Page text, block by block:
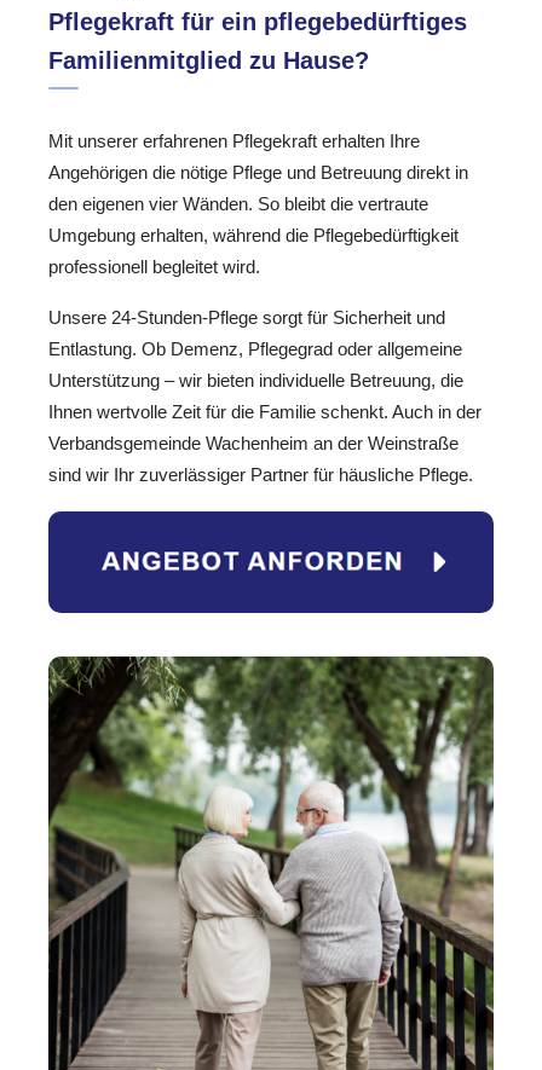
Pflegekraft für ein pflegebedürftiges
Familienmitglied zu Hause?
Mit unserer erfahrenen Pflegekraft erhalten Ihre
Angehörigen die nötige Pflege und Betreuung direkt in
den eigenen vier Wänden. So bleibt die vertraute
Umgebung erhalten, während die Pflegebedürftigkeit
professionell begleitet wird.
Unsere 24-Stunden-Pflege sorgt für Sicherheit und
Entlastung. Ob Demenz, Pflegegrad oder allgemeine
Unterstützung – wir bieten individuelle Betreuung, die
Ihnen wertvolle Zeit für die Familie schenkt. Auch in der
Verbandsgemeinde Wachenheim an der Weinstraße
sind wir Ihr zuverlässiger Partner für häusliche Pflege.